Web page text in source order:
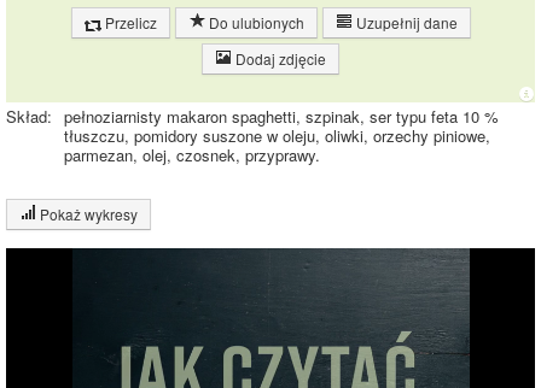
Przelicz Do ulubionych
Uzupełnij dane
Dodaj zdjęcie
Skład: pełnoziarnisty makaron spaghetti, szpinak, ser typu feta 10 %
tłuszczu, pomidory suszone w oleju, oliwki, orzechy piniowe,
parmezan, olej, czosnek, przyprawy.
Pokaż wykresy
Wykres składu produktu
Pozostałe (74%)